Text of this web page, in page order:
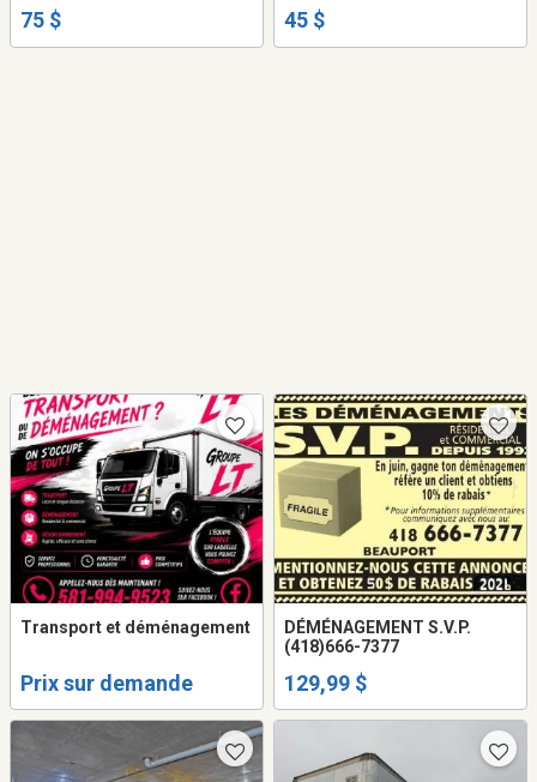
75 $ 45 $
Transport et déménagement
Prix sur demande
DÉMÉNAGEMENT S.V.P.
(418)666-7377
129,99 $